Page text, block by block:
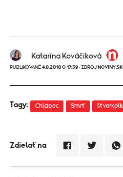
Katarína Kováčiková
PUBLIKOVANÉ 4.8.2018 O 17:39 · ZDROJ NOVINY.SK
Tagy: Chlapec Smrť
Zdielať na